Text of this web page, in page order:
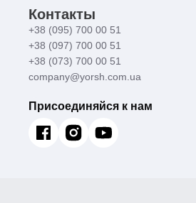
Контакты
+38 (095) 700 00 51
+38 (097) 700 00 51
+38 (073) 700 00 51
company@yorsh.com.ua
Присоединяйся к нам